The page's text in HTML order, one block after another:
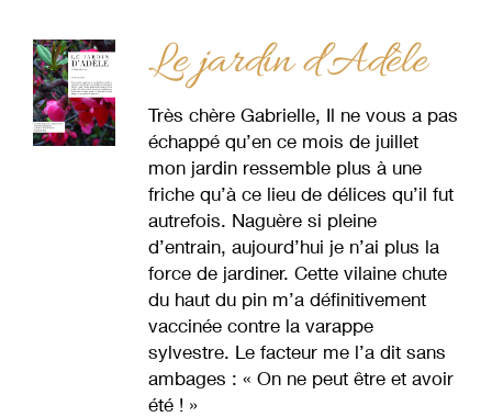
Le jardin d'Adèle
Très chère Gabrielle, Il ne vous a pas
échappé qu’en ce mois de juillet
mon jardin ressemble plus à une
friche qu’à ce lieu de délices qu’il fut
autrefois. Naguère si pleine
d’entrain, aujourd’hui je n’ai plus la
force de jardiner. Cette vilaine chute
du haut du pin m’a définitivement
vaccinée contre la varappe
sylvestre. Le facteur me l’a dit sans
ambages : « On ne peut être et avoir
été ! »